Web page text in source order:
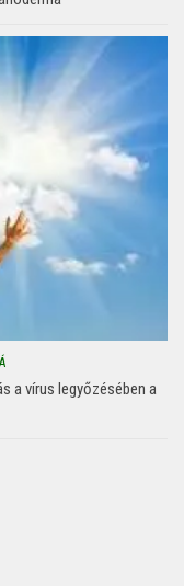
a vírus legyőzésében a